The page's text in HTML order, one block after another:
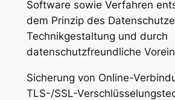
Software sowie Verfahren
dem Prinzip des
Technikgestaltung und durch
datenschutzfreundliche
Sicherung von Online-
TLS-/SSL-